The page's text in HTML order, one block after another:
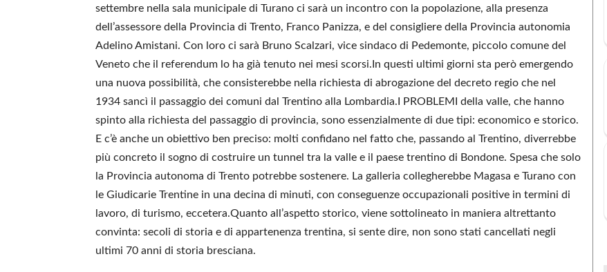
settembre nella sala municipale di Turano ci sarà un incontro con la popolazione, alla presenza
dell’assessore della Provincia di Trento, Franco Panizza, e del consigliere della Provincia autonomia
Adelino Amistani. Con loro ci sarà Bruno Scalzari, vice sindaco di Pedemonte, piccolo comune del
Veneto che il referendum lo ha già tenuto nei mesi scorsi.In questi ultimi giorni sta però emergendo
una nuova possibilità, che consisterebbe nella richiesta di abrogazione del decreto regio che nel
1934 sancì il passaggio dei comuni dal Trentino alla Lombardia.I PROBLEMI della valle, che hanno
spinto alla richiesta del passaggio di provincia, sono essenzialmente di due tipi: economico e storico.
E c’è anche un obiettivo ben preciso: molti confidano nel fatto che, passando al Trentino, diverrebbe
più concreto il sogno di costruire un tunnel tra la valle e il paese trentino di Bondone. Spesa che solo
la Provincia autonoma di Trento potrebbe sostenere. La galleria collegherebbe Magasa e Turano con
le Giudicarie Trentine in una decina di minuti, con conseguenze occupazionali positive in termini di
lavoro, di turismo, eccetera.Quanto all’aspetto storico, viene sottolineato in maniera altrettanto
convinta: secoli di storia e di appartenenza trentina, si sente dire, non sono stati cancellati negli
ultimi 70 anni di storia bresciana.